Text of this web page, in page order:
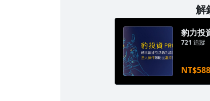
解
豹力投
當沖到
721 追蹤
NT$588